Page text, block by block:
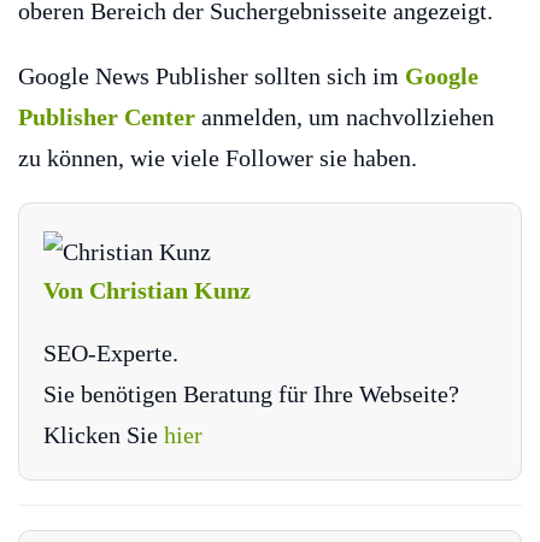
oberen Bereich der Suchergebnisseite angezeigt.
Google News Publisher sollten sich im Google
Publisher Center anmelden, um nachvollziehen
zu können, wie viele Follower sie haben.
Von Christian Kunz
SEO-Experte.
Sie benötigen Beratung für Ihre Webseite?
Klicken Sie hier